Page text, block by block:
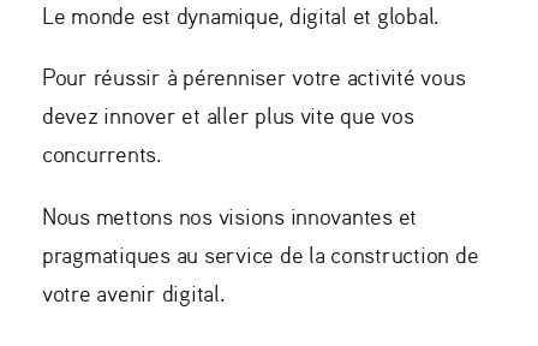
Le monde est dynamique, digital et global.
Pour réussir à pérenniser votre activité vous
devez innover et aller plus vite que vos
concurrents.
Nous mettons nos visions innovantes et
pragmatiques au service de la construction de
votre avenir digital.